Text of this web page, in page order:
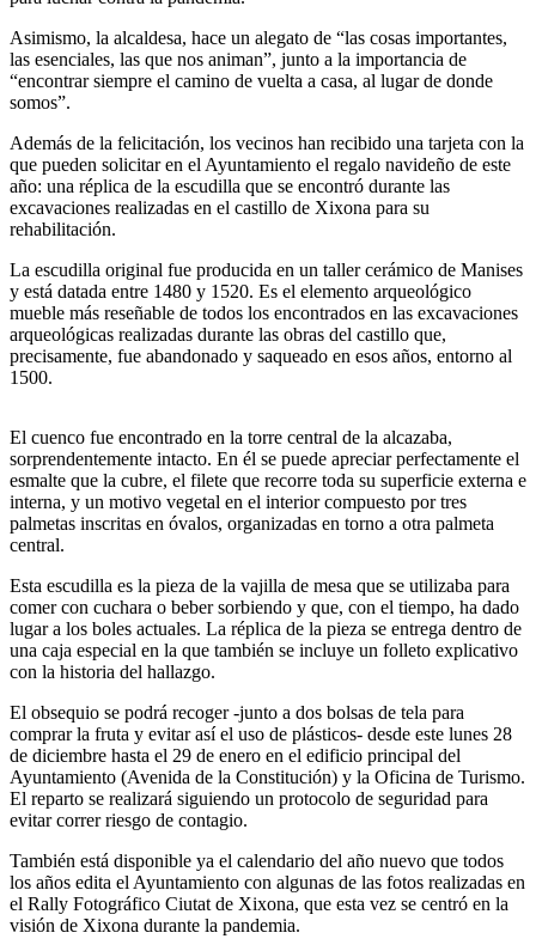
Asimismo, la alcaldesa, hace un alegato de “las cosas importantes,
las esenciales, las que nos animan”, junto a la importancia de
“encontrar siempre el camino de vuelta a casa, al lugar de donde
somos”.
Además de la felicitación, los vecinos han recibido una tarjeta con la
que pueden solicitar en el Ayuntamiento el regalo navideño de este
año: una réplica de la escudilla que se encontró durante las
excavaciones realizadas en el castillo de Xixona para su
rehabilitación.
La escudilla original fue producida en un taller cerámico de Manises
y está datada entre 1480 y 1520. Es el elemento arqueológico
mueble más reseñable de todos los encontrados en las excavaciones
arqueológicas realizadas durante las obras del castillo que,
precisamente, fue abandonado y saqueado en esos años, entorno al
1500.
El cuenco fue encontrado en la torre central de la alcazaba,
sorprendentemente intacto. En él se puede apreciar perfectamente el
esmalte que la cubre, el filete que recorre toda su superficie externa e
interna, y un motivo vegetal en el interior compuesto por tres
palmetas inscritas en óvalos, organizadas en torno a otra palmeta
central.
Esta escudilla es la pieza de la vajilla de mesa que se utilizaba para
comer con cuchara o beber sorbiendo y que, con el tiempo, ha dado
lugar a los boles actuales. La réplica de la pieza se entrega dentro de
una caja especial en la que también se incluye un folleto explicativo
con la historia del hallazgo.
El obsequio se podrá recoger -junto a dos bolsas de tela para
comprar la fruta y evitar así el uso de plásticos- desde este lunes 28
de diciembre hasta el 29 de enero en el edificio principal del
Ayuntamiento (Avenida de la Constitución) y la Oficina de Turismo.
El reparto se realizará siguiendo un protocolo de seguridad para
evitar correr riesgo de contagio.
También está disponible ya el calendario del año nuevo que todos
los años edita el Ayuntamiento con algunas de las fotos realizadas en
el Rally Fotográfico Ciutat de Xixona, que esta vez se centró en la
visión de Xixona durante la pandemia.